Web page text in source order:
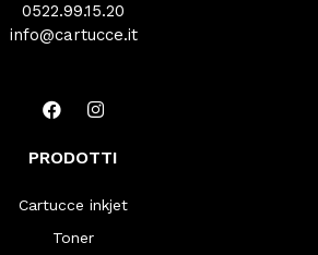
0522.99.15.20
info@cartucce.it
PRODOTTI
Cartucce inkjet
Toner